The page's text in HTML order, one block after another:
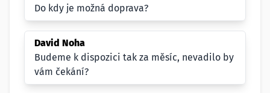
Do kdy je možná doprava?
David Noha
Budeme k dispozici tak za měsíc, nevadilo by
vám čekání?